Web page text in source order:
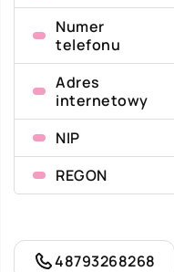
Numer
telefonu
Adres
internetowy
NIP
REGON
48793268268